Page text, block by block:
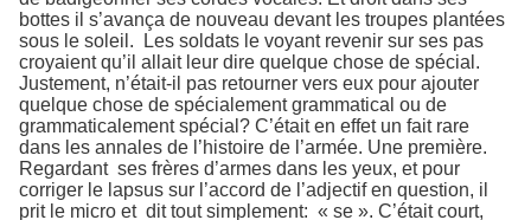
bottes il s’avança de nouveau devant les troupes plantées
sous le soleil. Les soldats le voyant revenir sur ses pas
croyaient qu’il allait leur dire quelque chose de spécial.
Justement, n’était-il pas retourner vers eux pour ajouter
quelque chose de spécialement grammatical ou de
grammaticalement spécial? C’était en effet un fait rare
dans les annales de l’histoire de l’armée. Une première.
Regardant ses frères d’armes dans les yeux, et pour
corriger le lapsus sur l’accord de l’adjectif en question, il
prit le micro et dit tout simplement: « se ». C’était court,